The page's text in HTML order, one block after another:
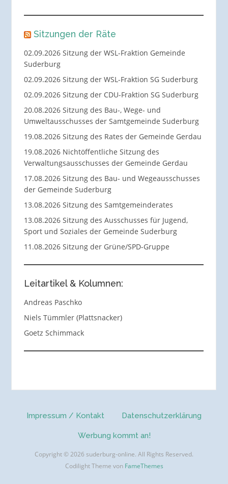
Sitzungen der Räte
02.09.2026 Sitzung der WSL-Fraktion Gemeinde
Suderburg
02.09.2026 Sitzung der WSL-Fraktion SG Suderburg
02.09.2026 Sitzung der CDU-Fraktion SG Suderburg
20.08.2026 Sitzung des Bau-, Wege- und
Umweltausschusses der Samtgemeinde Suderburg
19.08.2026 Sitzung des Rates der Gemeinde Gerdau
19.08.2026 Nichtöffentliche Sitzung des
Verwaltungsausschusses der Gemeinde Gerdau
17.08.2026 Sitzung des Bau- und Wegeausschusses
der Gemeinde Suderburg
13.08.2026 Sitzung des Samtgemeinderates
13.08.2026 Sitzung des Ausschusses für Jugend,
Sport und Soziales der Gemeinde Suderburg
11.08.2026 Sitzung der Grüne/SPD-Gruppe
Leitartikel & Kolumnen:
Andreas Paschko
Niels Tümmler (Plattsnacker)
Goetz Schimmack
Impressum / Kontakt Datenschutzerklärung
Werbung kommt an!
Copyright © 2026 suderburg-online. All Rights Reserved.
Codilight Theme von FameThemes